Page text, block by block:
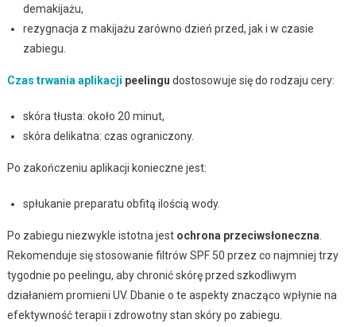
demakijażu,
rezygnacja z makijażu zarówno dzień przed, jak i w czasie
zabiegu.
Czas trwania aplikacji peelingu dostosowuje się do rodzaju cery:
skóra tłusta: około 20 minut,
skóra delikatna: czas ograniczony.
Po zakończeniu aplikacji konieczne jest:
spłukanie preparatu obfitą ilością wody.
Po zabiegu niezwykle istotna jest ochrona przeciwsłoneczna.
Rekomenduje się stosowanie filtrów SPF 50 przez co najmniej trzy
tygodnie po peelingu, aby chronić skórę przed szkodliwym
działaniem promieni UV. Dbanie o te aspekty znacząco wpłynie na
efektywność terapii i zdrowotny stan skóry po zabiegu.